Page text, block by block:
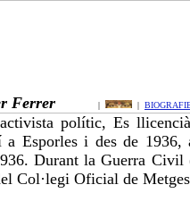
Ferrer | |
polític, Es
a Esporles i des de
Durant laGuerra Civil
Col·legi Oficial de